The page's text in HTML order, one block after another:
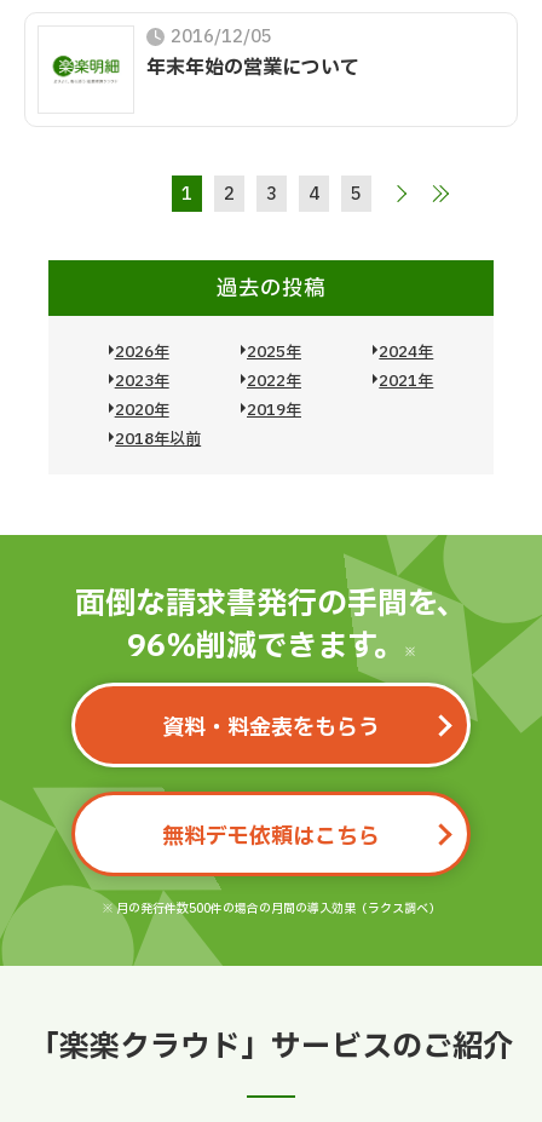
2016/12/05
年末年始の営業について
1 2 3 4 5
過去の投稿
2026年 2025年
2024年
2023年
2022年
2021年
2020年
2019年
2018年以前
面倒な請求書発行の手間を、
96％削減できます。
※
資料・料金表をもらう
無料デモ依頼はこちら
※ 月の発行件数500件の場合の月間の導入効果（ラクス調べ）
「楽楽クラウド」サービスのご紹介